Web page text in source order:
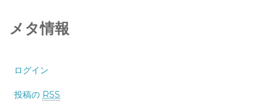
メタ情報
ログイン
投稿の RSS